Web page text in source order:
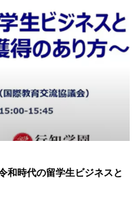
和時代の留学生ビジネスと